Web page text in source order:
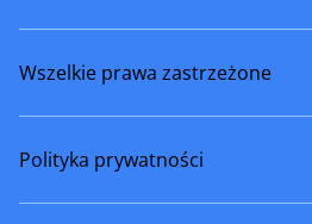
Wszelkie prawa zastrzeżone
Polityka prywatności